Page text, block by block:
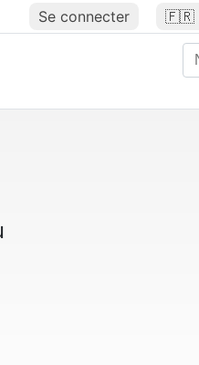
Se connecter 🇫🇷